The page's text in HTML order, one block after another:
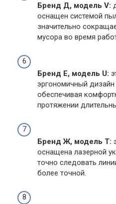
Бренд Д, модель V:
оснащен системой
значительно
мусора во время
Бренд Е, модель U:
эргономичный
обеспечивая
протяжении
Бренд Ж, модель T:
оснащена лазерной
точно следовать
более точной.